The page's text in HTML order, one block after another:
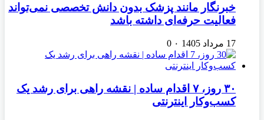
خبرنگار مانند پزشک بدون دانش تخصصی نمی‌تواند
فعالیت حرفه‌ای داشته باشد
17 مرداد 1405 ۰ 0
۳۰ روز، ۷ اقدام ساده | نقشه راهی برای رشد یک
کسب‌وکار اینترنتی